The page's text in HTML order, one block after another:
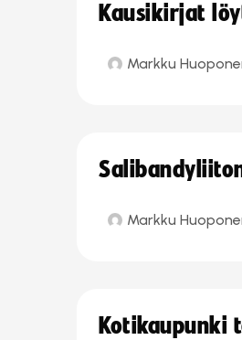
Kausikirjat
Markku
Markku
Kotikaupunki